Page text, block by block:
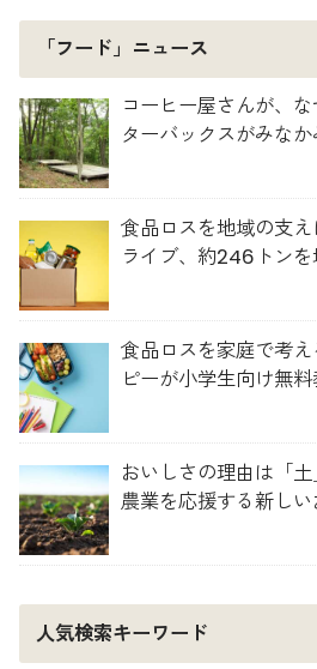
「フード」ニュース
コーヒー屋さんが、
ターバックスがみな
食品ロスを地域の支
ライブ、約246トン
食品ロスを家庭で考
ピーが小学生向け無
おいしさの理由は「
農業を応援する新し
人気検索キーワード